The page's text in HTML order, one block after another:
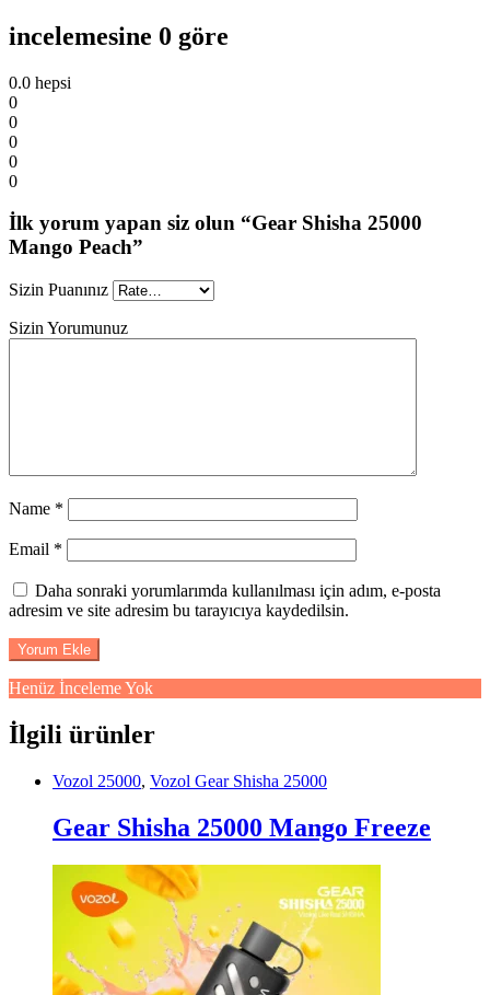
incelemesine 0 göre
0.0 hepsi
0
0
0
0
0
İlk yorum yapan siz olun “Gear Shisha 25000
Mango Peach”
Sizin Puanınız
Sizin Yorumunuz
Name *
Email *
Daha sonraki yorumlarımda kullanılması için adım, e-posta
adresim ve site adresim bu tarayıcıya kaydedilsin.
Henüz İnceleme Yok
İlgili ürünler
Vozol 25000, Vozol Gear Shisha 25000
Gear Shisha 25000 Mango Freeze